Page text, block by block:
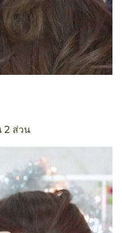
2 ส่วน